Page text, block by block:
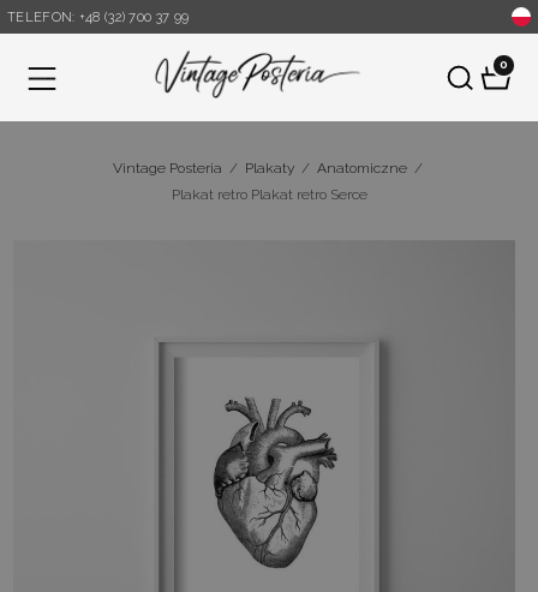
TELEFON: +48 (32) 700 37 99
Menu
0
Vintage Posteria / Plakaty / Anatomiczne /
Plakat retro Plakat retro Serce